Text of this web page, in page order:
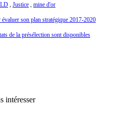
Justice
mine d'or
son plan stratégique 2017-2020
de la présélection sont disponibles
intéresser